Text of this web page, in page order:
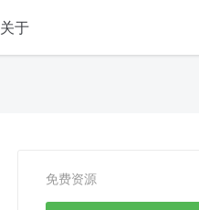
关于
免费资源